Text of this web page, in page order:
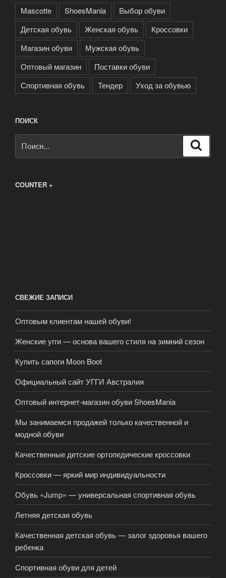
Mascotte ShoesMania
Выбор обуви
Детская обувь
Женская обувь
Кроссовки
Магазин обуви
Мужская обувь
Оптовый магазин
Поставки обуви
Спортивная обувь
Тендер Уход за обувью
ПОИСК
COUNTER +
СВЕЖИЕ ЗАПИСИ
Оптовым клиентам нашей обуви!
Женские угги — основа вашего стиля на зимний сезон
Купить сапоги Moon Boot
Официальный сайт УГГИ Австралия
Оптовый интернет-магазин обуви ShoesMania
Мы занимаемся продажей только качественной и
модной обуви
Качественные детские ортопедические кроссовки
Кроссовки — яркий мир индивидуальности
Обувь «Jump» — универсальная спортивная обувь
Летняя детская обувь
Качественная детская обувь — залог здоровья вашего
ребенка
Cпортивная обуви для детей